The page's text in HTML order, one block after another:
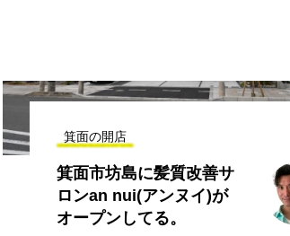
箕面の開店
箕面市坊島に髪質改善サ
ロンan nui(アンヌイ)が
オープンしてる。